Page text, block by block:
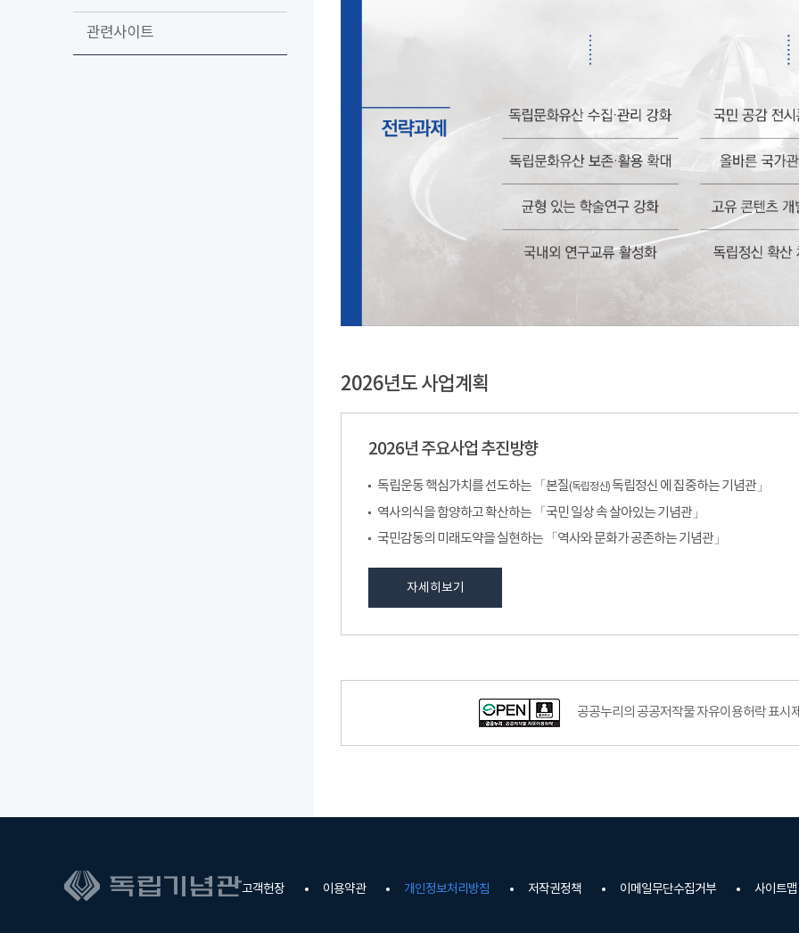
관련사이트
2026년도 사업계획
2026년 주요사업 추진방향
독립운동 핵심가치를 선도하는 「본질(독립정신)독립정신 에 집중하는 기념관」
역사의식을 함양하고 확산하는 「국민 일상 속 살아있는 기념관」
국민감동의 미래도약을 실현하는 「역사와 문화가 공존하는 기념관」
자세히보기
공공누리공공저작물자유이용허락–출처표시이미지
공공누리의 공공저작물 자유이용허락 표시
고객헌장 이용약관 개인정보처리방침 저작권정책 이메일무단수집거부 사이트맵